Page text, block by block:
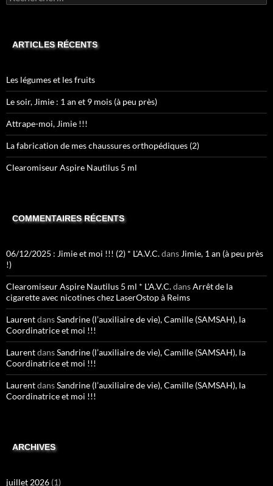
ARTICLES RÉCENTS
Les légumes et les fruits
Le soir, Jimie : 1 an et 9 mois (à peu près)
Attrape-moi, Jimie !!!
La fabrication de mes chaussures orthopédiques (2)
Clearomiseur Aspire Nautilus 5 ml
COMMENTAIRES RÉCENTS
06/12/2025 : Jimie et moi !!! (2) * L'A.V.C.dans Jimie, 1 an (à peu près
!)
Clearomiseur Aspire Nautilus 5 ml * L'A.V.C.dansArrêt de la
cigarette avec nicotines chez LaserOstop à Reims
LaurentdansSandrine (l’auxiliaire de vie), Camille (SAMSAH), la
Coordinatrice et moi !!!
LaurentdansSandrine (l’auxiliaire de vie), Camille (SAMSAH), la
Coordinatrice et moi !!!
LaurentdansSandrine (l’auxiliaire de vie), Camille (SAMSAH), la
Coordinatrice et moi !!!
ARCHIVES
juillet 2026 (1)